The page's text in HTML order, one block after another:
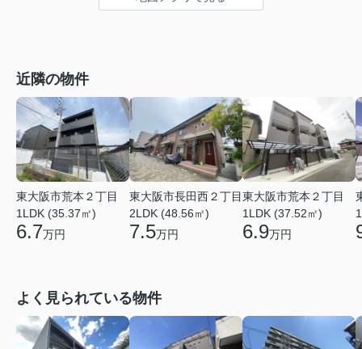
近隣の物件
東大阪市荒本２丁目
1LDK (35.37㎡)
6.7万円
東大阪市長田西２丁目
2LDK (48.56㎡)
7.5万円
東大阪市荒本２丁目
1LDK (37.52㎡)
6.9万円
よく見られている物件